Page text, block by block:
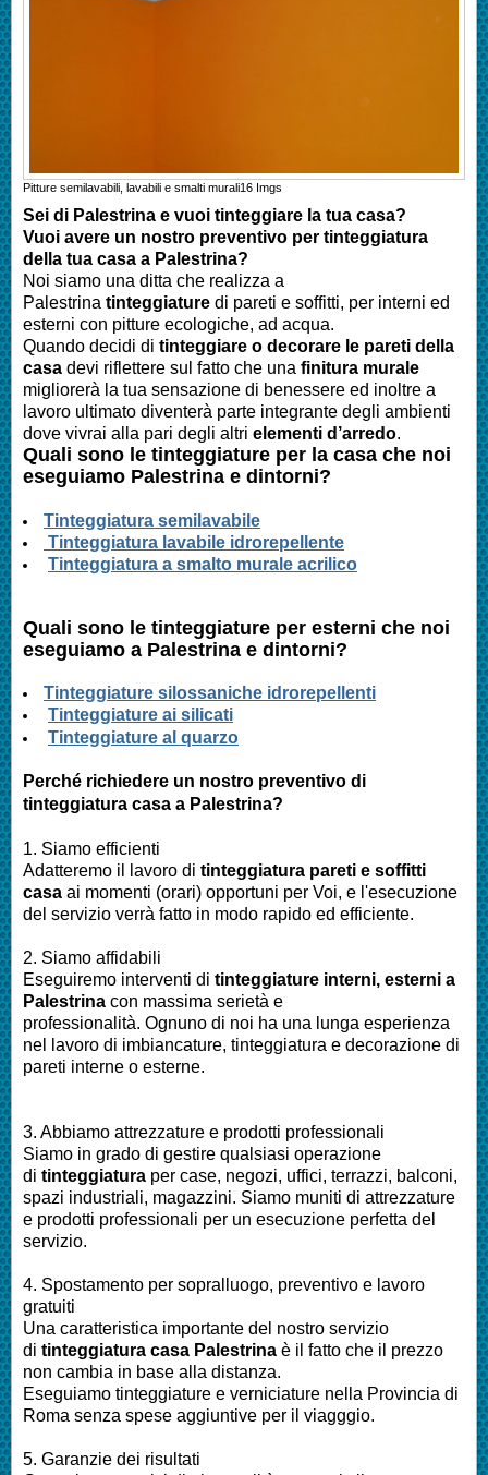
Pitture semilavabili, lavabili e smalti murali16 Imgs
Sei di Palestrina e vuoi tinteggiare la tua casa?
Vuoi avere un nostro preventivo per tinteggiatura
della tua casa a Palestrina?
Noi siamo una ditta che realizza a
Palestrina tinteggiature di pareti e soffitti, per interni ed
esterni con pitture ecologiche, ad acqua.
Quando decidi di tinteggiare o decorare le pareti della
casa devi riflettere sul fatto che una finitura murale
migliorerà la tua sensazione di benessere ed inoltre a
lavoro ultimato diventerà parte integrante degli ambienti
dove vivrai alla pari degli altri elementi d’arredo.
Quali sono le tinteggiature per la casa che noi
eseguiamo Palestrina e dintorni?
Tinteggiatura semilavabile
Tinteggiatura lavabile idrorepellente
Tinteggiatura a smalto murale acrilico
Quali sono le tinteggiature per esterni che noi
eseguiamo a Palestrina e dintorni?
Tinteggiature silossaniche idrorepellenti
Tinteggiature ai silicati
Tinteggiature al quarzo
Perché richiedere un nostro preventivo di
tinteggiatura casa a Palestrina?
1. Siamo efficienti
Adatteremo il lavoro di tinteggiatura pareti e soffitti
casa ai momenti (orari) opportuni per Voi, e l'esecuzione
del servizio verrà fatto in modo rapido ed efficiente.
2. Siamo affidabili
Eseguiremo interventi di tinteggiature interni, esterni a
Palestrina con massima serietà e
professionalità. Ognuno di noi ha una lunga esperienza
nel lavoro di imbiancature, tinteggiatura e decorazione di
pareti interne o esterne.
3. Abbiamo attrezzature e prodotti professionali
Siamo in grado di gestire qualsiasi operazione
di tinteggiatura per case, negozi, uffici, terrazzi, balconi,
spazi industriali, magazzini. Siamo muniti di attrezzature
e prodotti professionali per un esecuzione perfetta del
servizio.
4. Spostamento per sopralluogo, preventivo e lavoro
gratuiti
Una caratteristica importante del nostro servizio
di tinteggiatura casa Palestrina è il fatto che il prezzo
non cambia in base alla distanza.
Eseguiamo tinteggiature e verniciature nella Provincia di
Roma senza spese aggiuntive per il viagggio.
5. Garanzie dei risultati